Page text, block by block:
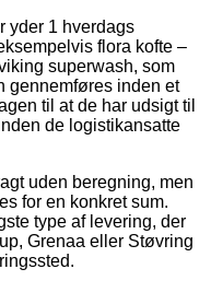
yder 1 hverdags
flora kofte –
superwash, som
gennemføres inden et
til at de har udsigt til
de logistikansatte
uden beregning, men
for en konkret sum.
type af levering, der
Grenaa eller Støvring